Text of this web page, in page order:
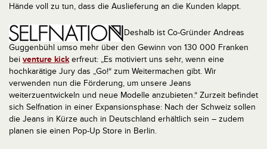
Hände voll zu tun, dass die Auslieferung an die Kunden klappt.
Deshalb ist Co-Gründer Andreas
Guggenbühl umso mehr über den Gewinn von 130 000 Franken
bei venture kickerfreut: „Es motiviert uns sehr, wenn eine
hochkarätige Jury das „Go!“ zum Weitermachen gibt. Wir
verwenden nun die Förderung, um unsere Jeans
weiterzuentwickeln und neue Modelle anzubieten.“ Zurzeit befindet
sich Selfnation in einer Expansionsphase: Nach der Schweiz sollen
die Jeans in Kürze auch in Deutschland erhältlich sein – zudem
planen sie einen Pop-Up Store in Berlin.